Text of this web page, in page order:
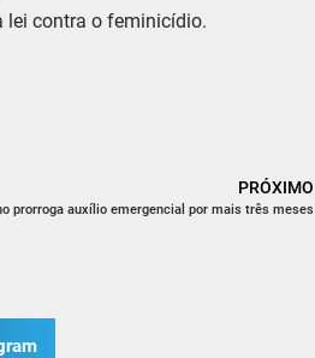
lei contra o feminicídio.
PRÓXIMO
prorroga auxílio emergencial por mais três meses